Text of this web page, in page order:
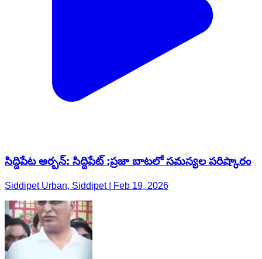
సిద్దిపేట అర్బన్: సిద్దిపేట్ :ప్రజా బాటలో సమస్యల పరిష్కారం
Siddipet Urban, Siddipet | Feb 19, 2026